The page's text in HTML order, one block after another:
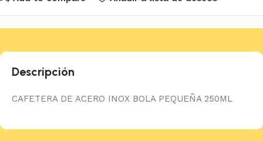
Descripción
CAFETERA DE ACERO INOX BOLA PEQUEÑA 250ML